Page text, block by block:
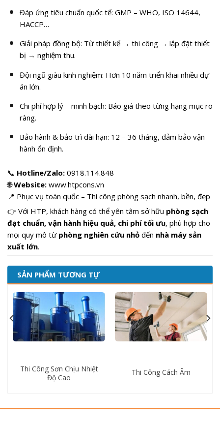
Đáp ứng tiêu chuẩn quốc tế: GMP – WHO, ISO 14644,
HACCP…
Giải pháp đồng bộ: Từ thiết kế → thi công → lắp đặt thiết
bị → nghiệm thu.
Đội ngũ giàu kinh nghiệm: Hơn 10 năm triển khai nhiều dự
án lớn.
Chi phí hợp lý – minh bạch: Báo giá theo từng hạng mục rõ
ràng.
Bảo hành & bảo trì dài hạn: 12 – 36 tháng, đảm bảo vận
hành ổn định.
📞 Hotline/Zalo: 0918.114.848
🌐Website: www.htpcons.vn
📍 Phục vụ toàn quốc – Thi công phòng sạch nhanh, bền, đẹp
👉 Với HTP, khách hàng có thể yên tâm sở hữu phòng sạch
đạt chuẩn, vận hành hiệu quả, chi phí tối ưu, phù hợp cho
mọi quy mô từ phòng nghiên cứu nhỏ đến nhà máy sản
xuất lớn.
SẢN PHẨM TƯƠNG TỰ
Thi Công Sơn Chịu Nhiệt
Độ Cao
Thi Công Cách Âm